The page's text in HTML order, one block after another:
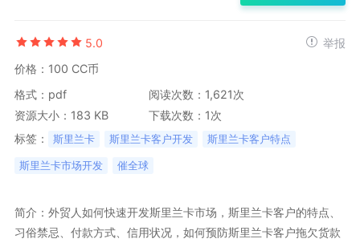
5.0
举报
价格：100 CC币
格式：pdf
阅读次数：1,621次
资源大小：183 KB
下载次数：1次
标签：
斯里兰卡 斯里兰卡客户开发 斯里兰卡客户特点
斯里兰卡市场开发 催全球
简介：外贸人如何快速开发斯里兰卡市场，斯里兰卡客户的特点、
习俗禁忌、付款方式、信用状况，如何预防斯里兰卡客户拖欠货款